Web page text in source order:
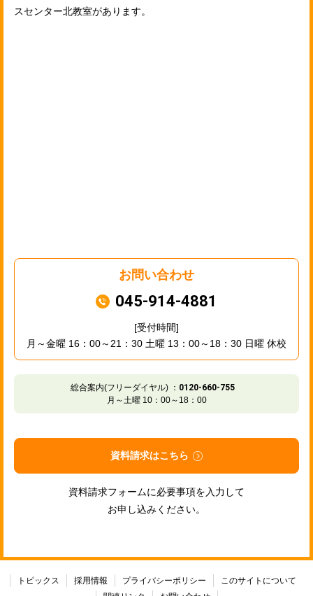
スセンター北教室があります。
お問い合わせ
045-914-4881
[受付時間]
月～金曜 16：00～21：30 土曜 13：00～18：30 日曜 休校
総合案内(フリーダイヤル) ： 0120-660-755
月～土曜 10：00～18：00
資料請求はこちら
資料請求フォームに必要事項を入力して
お申し込みください。
トピックス 採用情報 プライバシーポリシー
このサイトについて